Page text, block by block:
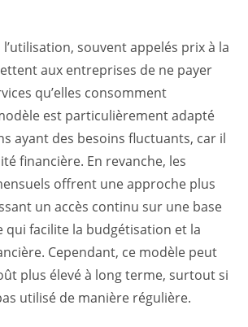
souvent appelés prix à la
aux entreprises de ne payer
qu’elles consomment
est particulièrement adapté
ayant des besoins fluctuants, car il
financière. En revanche, les
offrent une approche plus
un accès continu sur une base
qui facilite la budgétisation et la
Cependant, ce modèle peut
plus élevé à long terme, surtout si
utilisé de manière régulière.